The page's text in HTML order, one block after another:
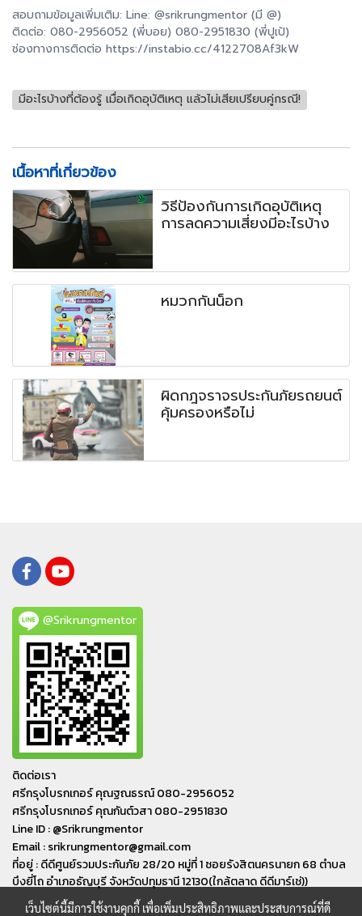
สอบถามข้อมูลเพิ่มเติม: Line: @srikrungmentor (มี @)
ติดต่อ: 080-2956052 (พี่บอย) 080-2951830 (พี่ปูเป้)
ช่องทางการติดต่อ https://instabio.cc/4122708Af3kW
มีอะไรบ้างที่ต้องรู้ เมื่อเกิดอุบัติเหตุ แล้วไม่เสียเปรียบคู่กรณี!
เนื้อหาที่เกี่ยวข้อง
วิธีป้องกันการเกิดอุบัติเหตุ
การลดความเสี่ยงมีอะไรบ้าง
หมวกกันน็อก
ผิดกฎจราจรประกันภัยรถยนต์
คุ้มครองหรือไม่
@Srikrungmentor
ติดต่อเรา
ศรีกรุงโบรกเกอร์ คุณฐณธรณ์ 080-2956052
ศรีกรุงโบรกเกอร์ คุณกันต์วสา 080-2951830
Line ID : @Srikrungmentor
Email : srikrungmentor@gmail.com
ที่อยู่ : ดีดีศูนย์รวมประกันภัย 28/20 หมู่ที่ 1 ซอยรังสิตนครนายก 68 ตำบล
บึงยี่โถ อำเภอ​ธัญบุรี​ จังหวัดปทุมธานี​ 12130(ใกล้ตลาด ดีดีมาร์เช่))
เว็บไซต์นี้มีการใช้งานคุกกี้ เพื่อเพิ่มประสิทธิภาพและประสบการณ์ที่ดี